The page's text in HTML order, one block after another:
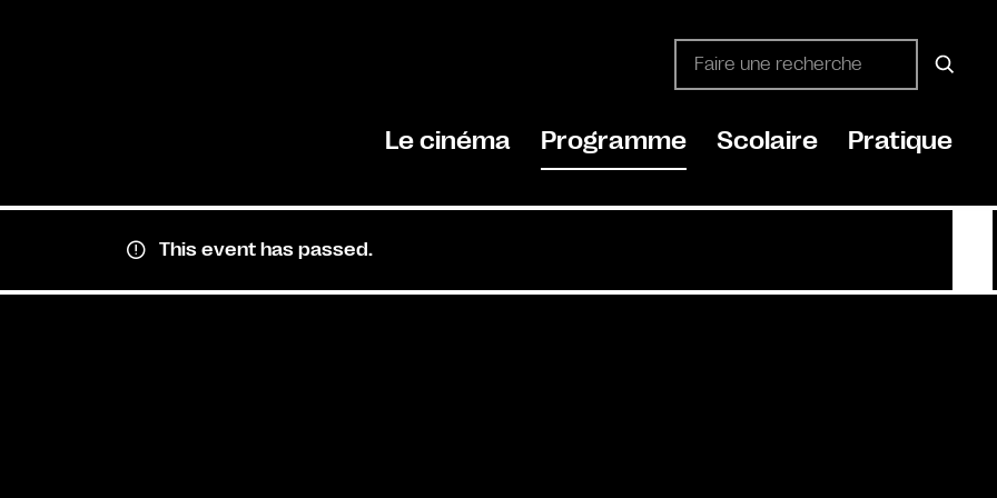
Le cinéma Programme Scolaire Pratique
This event has passed.